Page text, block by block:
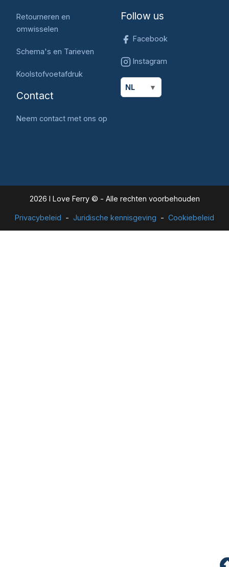
Retourneren en
omwisselen
Schema's en Tarieven
Koolstofvoetafdruk
Contact
Neem contact met ons op
Follow us
Facebook
Instagram
NL
2026 I Love Ferry © - Alle rechten voorbehouden
Privacybeleid Juridische kennisgeving Cookiebeleid